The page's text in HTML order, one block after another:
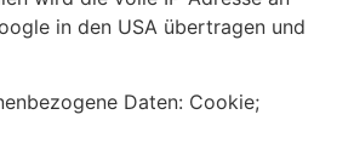
in den USA übertragen und
Daten: Cookie;